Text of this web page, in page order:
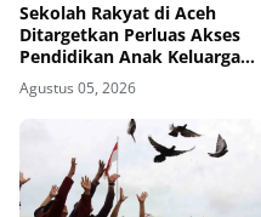
Sekolah Rakyat di Aceh
Ditargetkan Perluas Akses
Pendidikan Anak Keluarga
Miskin
Agustus 05, 2026